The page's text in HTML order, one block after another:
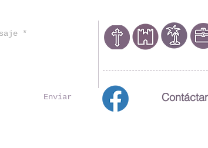
Enviar